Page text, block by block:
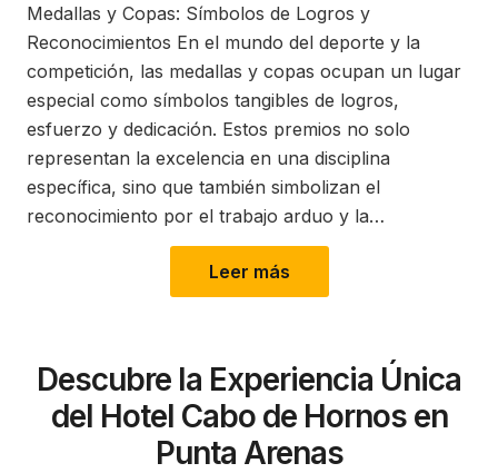
Medallas y Copas: Símbolos de Logros y
Reconocimientos En el mundo del deporte y la
competición, las medallas y copas ocupan un lugar
especial como símbolos tangibles de logros,
esfuerzo y dedicación. Estos premios no solo
representan la excelencia en una disciplina
específica, sino que también simbolizan el
reconocimiento por el trabajo arduo y la…
Leer más
Descubre la Experiencia Única
del Hotel Cabo de Hornos en
Punta Arenas